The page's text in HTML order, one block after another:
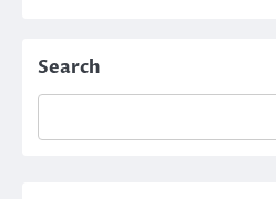
Search